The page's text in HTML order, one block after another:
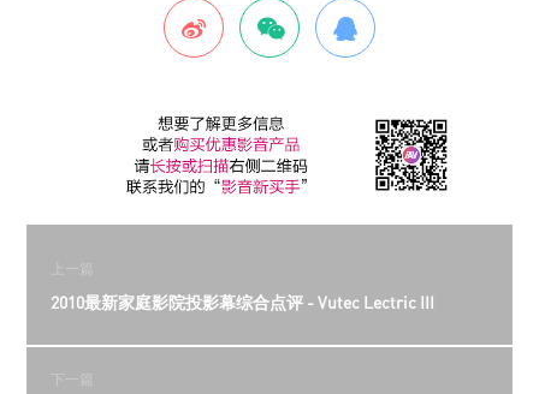
上一篇
2010最新家庭影院投影幕综合点评 - Vutec Lectric III
下一篇